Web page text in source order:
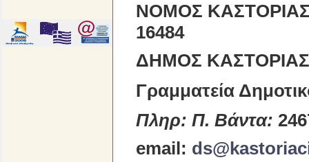
ΝΟΜΟΣ
16484
ΔΗΜΟΣ ΚΑΣΤΟΡΙΑΣ
Γραμματεία
Πληρ: Π. Βάντα:
email: